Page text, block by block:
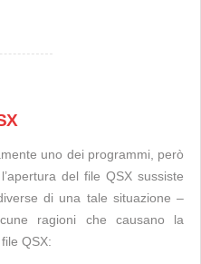
uno dei programmi, però
del file QSX sussiste
di una tale situazione –
ragioni che causano la
QSX: